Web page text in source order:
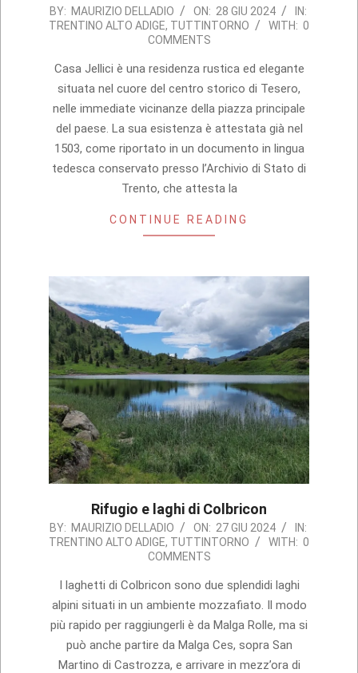
2024-
06-
BY: MAURIZIO DELLADIO ON: 28 GIU 2024
IN:
TRENTINO ALTO ADIGE, TUTTINTORNO WITH: 0
COMMENTS
Casa Jellici è una residenza rustica ed elegante
situata nel cuore del centro storico di Tesero,
nelle immediate vicinanze della piazza principale
del paese. La sua esistenza è attestata già nel
1503, come riportato in un documento in lingua
tedesca conservato presso l’Archivio di Stato di
Trento, che attesta la
CONTINUE READING
Rifugio e laghi di Colbricon
2024-
06-
BY: MAURIZIO DELLADIO ON: 27 GIU 2024
IN:
TRENTINO ALTO ADIGE, TUTTINTORNO WITH: 0
COMMENTS
I laghetti di Colbricon sono due splendidi laghi
alpini situati in un ambiente mozzafiato. Il modo
più rapido per raggiungerli è da Malga Rolle, ma si
può anche partire da Malga Ces, sopra San
Martino di Castrozza, e arrivare in mezz’ora di